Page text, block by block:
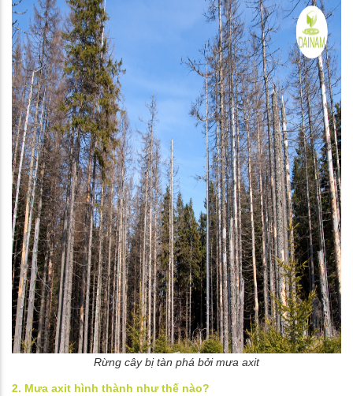
Rừng cây bị tàn phá bởi mưa axit
2. Mưa axit hình thành như thế nào?